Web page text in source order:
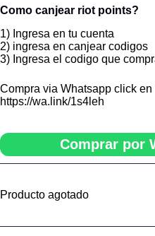
Como canjear riot points?
1) Ingresa en tu cuenta
2) ingresa en canjear codigos
3) Ingresa el codigo que
Compra via Whatsapp click
https://wa.link/1s4leh
Comprar por
Producto agotado